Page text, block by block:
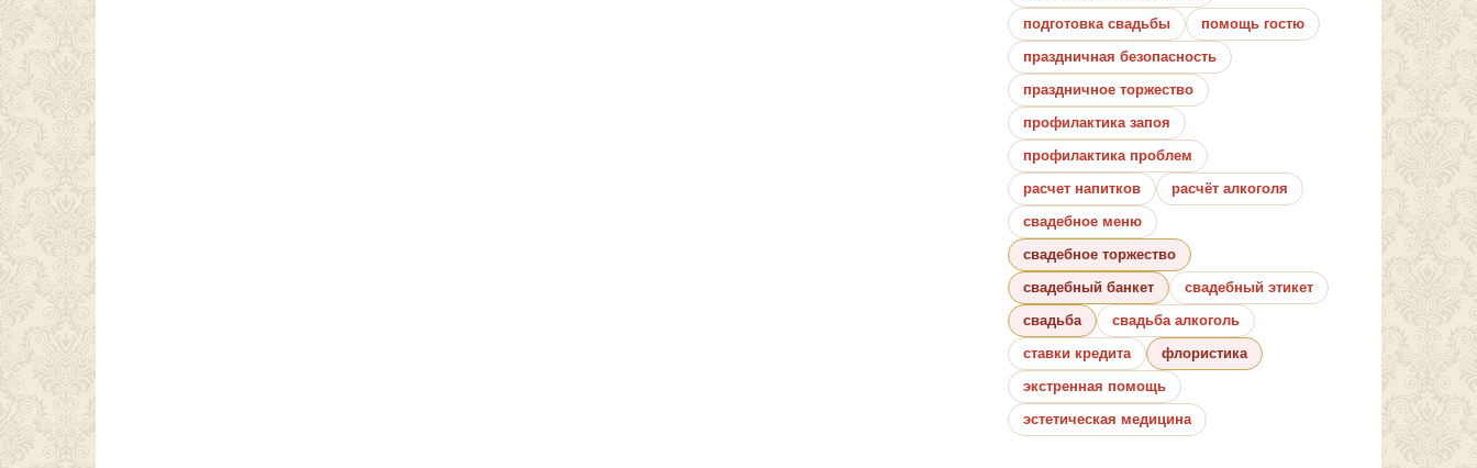
подготовка свадьбы
помощь гостю
праздничная безопасность
праздничное торжество
профилактика запоя
профилактика проблем
расчет напитков
расчёт алкоголя
свадебное меню
свадебное торжество
свадебный банкет
свадебный этикет
свадьба
свадьба алкоголь
ставки кредита
флористика
экстренная помощь
эстетическая медицина